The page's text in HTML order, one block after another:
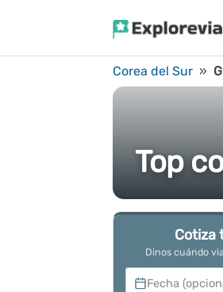
Corea del Sur »
Top
Cotiza
Dinos cuándo
Fecha